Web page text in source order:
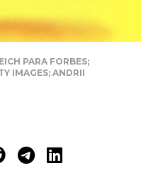
PARA FORBES;
IMAGES; ANDRII